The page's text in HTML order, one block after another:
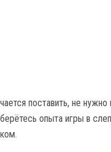
поставить, не нужно
опыта игры в